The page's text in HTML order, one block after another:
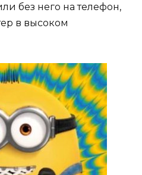
без него на телефон,
в высоком